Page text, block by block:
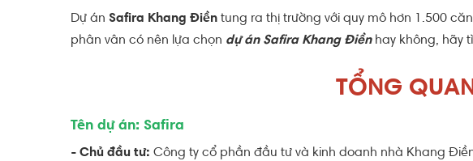
Dự án Safira Khang Điền tung ra thị trường với quy mô hơn 1.500
phân vân có nên lựa chọn dự án Safira Khang Điềnhay không, hãy
TỔNG
Tên dự án: Safira
- Chủ đầu tư: Công ty cổ phần đầu tư và kinh doanh nhà Khang